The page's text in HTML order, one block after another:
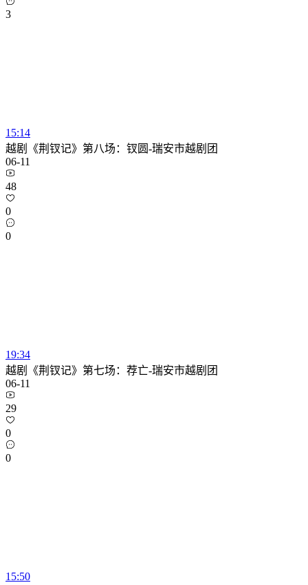
3
15:14
越剧《荆钗记》第八场：钗圆-瑞安市越剧团
06-11
48
0
0
19:34
越剧《荆钗记》第七场：荐亡-瑞安市越剧团
06-11
29
0
0
15:50